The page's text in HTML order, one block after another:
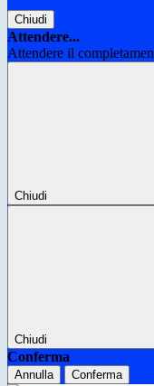
Chiudi
Attendere...
Attendere il
Chiudi
Chiudi
Conferma
Annulla Conferma